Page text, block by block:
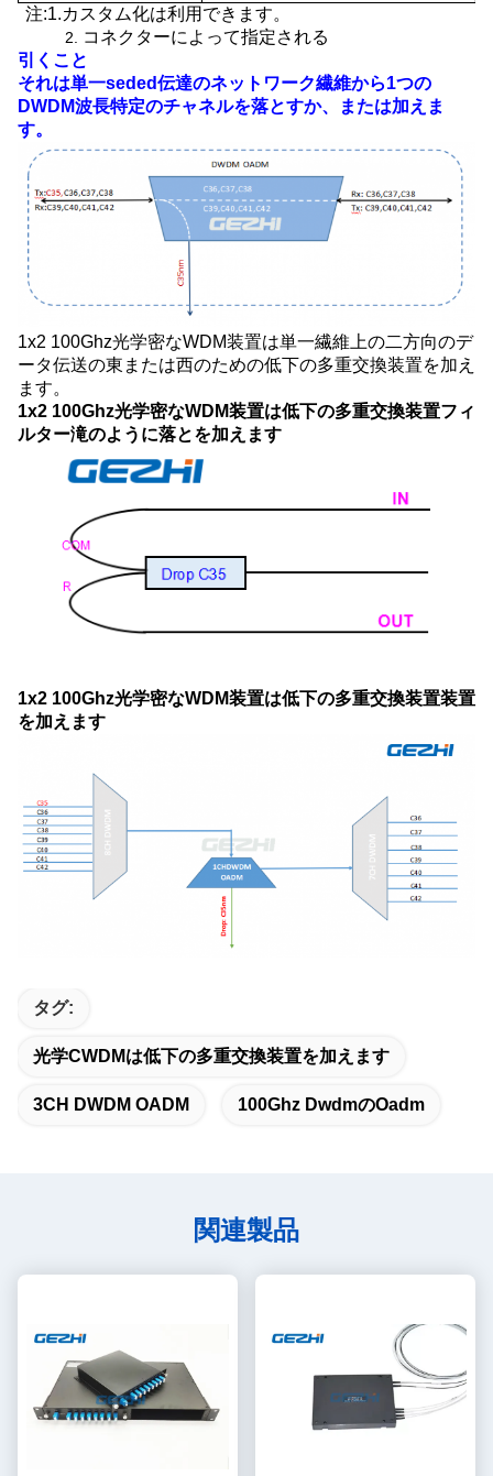
注:1.カスタム化は利用できます。
2.
コネクターによって指定される
引くこと
それは単一seded伝達のネットワーク繊維から1つの
DWDM波長特定のチャネルを落とすか、または加えま
す。
1x2 100Ghz光学密なWDM装置は単一繊維上の二方向のデ
ータ伝送の東または西のための低下の多重交換装置を加え
ます。
1x2 100Ghz光学密なWDM装置は低下の多重交換装置フィ
ルター滝のように落とを加えます
1x2 100Ghz光学密なWDM装置は低下の多重交換装置装置
を加えます
タグ:
光学CWDMは低下の多重交換装置を加えます
3CH DWDM OADM 100Ghz Dwdmのoadm
関連製品